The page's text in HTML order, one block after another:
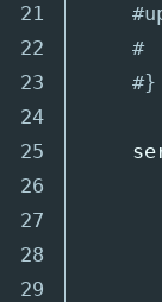
21
22
23
24
25
26
27
28
29
#
#}